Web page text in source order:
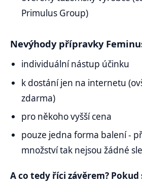
Primulus Group)
Nevýhody přípravky
individuální nástup účinku
k dostání jen na internetu
zdarma)
pro někoho vyšší cena
pouze jedna forma balení -
množství tak nejsou žádné
A co tedy říci závěrem? Pokud